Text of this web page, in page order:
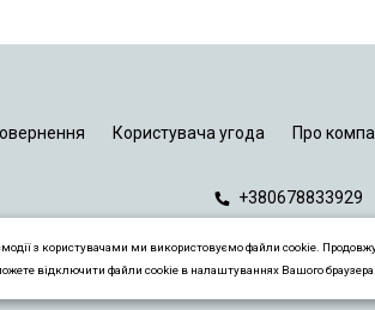
Користувача угода Про
+380678833929
з користувачами ми використовуємо файли cookie.
відключити файли cookie в налаштуваннях Вашого браузера.